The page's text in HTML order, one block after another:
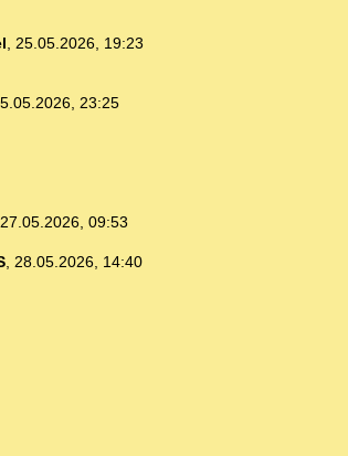
, 25.05.2026, 19:23
23:25
27.05.2026, 09:53
, 28.05.2026, 14:40